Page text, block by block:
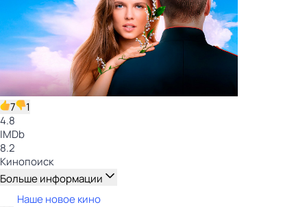
7
1
4.8
IMDb
8.2
Кинопоиск
Больше информации
Наше новое кино